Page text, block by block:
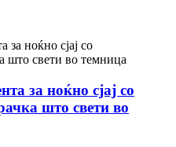
за ноќно сјај со
што свети во